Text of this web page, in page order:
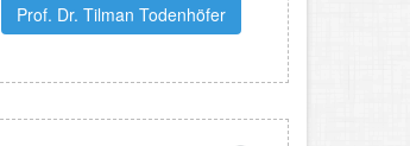
Prof. Dr. Tilman Todenhöfer